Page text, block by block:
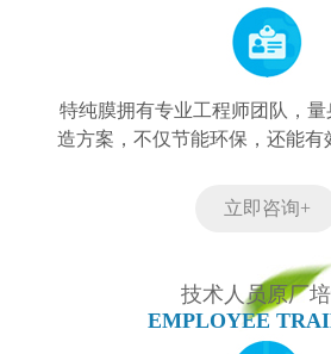
特纯膜拥有专业工程师团队，量
造方案，不仅节能环保，还能有
立即咨询+
技术人员原厂培
EMPLOYEE